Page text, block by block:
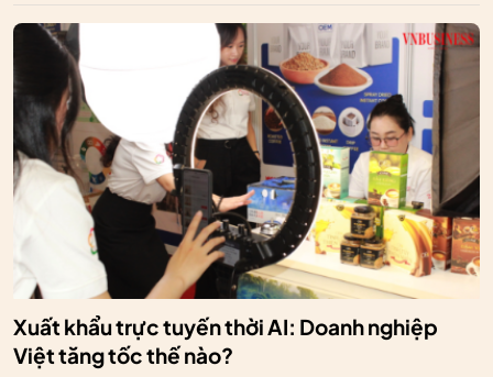
Xuất khẩu trực tuyến thời AI: Doanh nghiệp
Việt tăng tốc thế nào?